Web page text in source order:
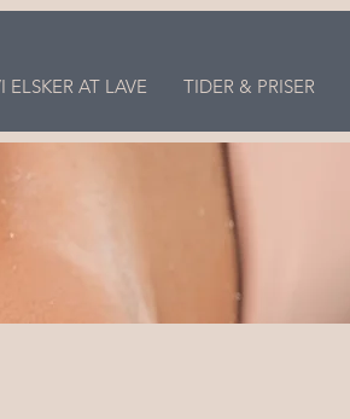
ELSKER AT LAVE TIDER & PRISER